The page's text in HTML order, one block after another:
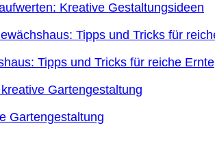
Kreative Gestaltungsideen
Tipps und Tricks für reiche Ernte
Gartengestaltung